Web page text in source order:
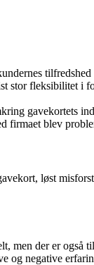
stor fleksibilitet i
gavekortets
firmaet blev
løst
men der er også
og negative